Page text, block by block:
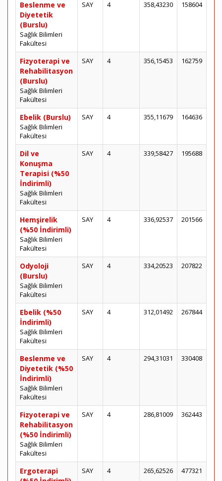
Beslenme ve
Diyetetik
(Burslu)
Sağlık Bilimleri
Fakültesi
SAY 4 358,43230 158604
Fizyoterapi ve
Rehabilitasyon
(Burslu)
Sağlık Bilimleri
Fakültesi
SAY 4 356,15453 162759
Ebelik (Burslu)
Sağlık Bilimleri
Fakültesi
SAY 4 355,11679 164636
Dil ve
Konuşma
Terapisi (%50
İndirimli)
Sağlık Bilimleri
Fakültesi
SAY 4 339,58427 195688
Hemşirelik
(%50 İndirimli)
Sağlık Bilimleri
Fakültesi
SAY 4 336,92537 201566
Odyoloji
(Burslu)
Sağlık Bilimleri
Fakültesi
SAY 4 334,20523 207822
Ebelik (%50
İndirimli)
Sağlık Bilimleri
Fakültesi
SAY 4 312,01492 267844
Beslenme ve
Diyetetik (%50
İndirimli)
Sağlık Bilimleri
Fakültesi
SAY 4 294,31031 330408
Fizyoterapi ve
Rehabilitasyon
(%50 İndirimli)
Sağlık Bilimleri
Fakültesi
SAY 4 286,81009 362443
Ergoterapi
SAY 4 265,62526 477321